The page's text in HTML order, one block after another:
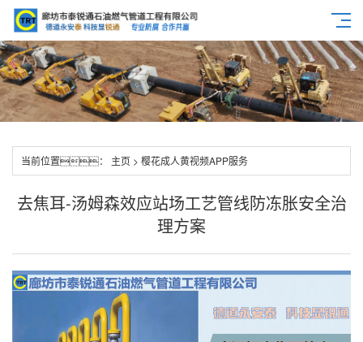
当前位置： 主页 > 樱花成人黄视频APP服务
去焦耳-汤姆森效应站场工艺管线防冻胀安全治
理方案